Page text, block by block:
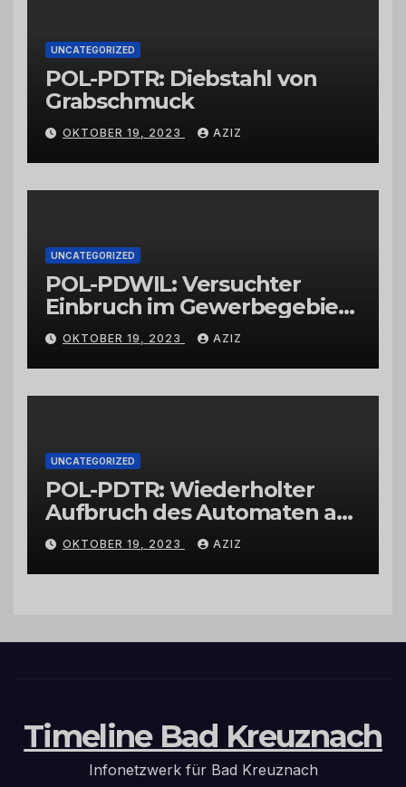
UNCATEGORIZED
POL-PDTR: Diebstahl von
Grabschmuck
OKTOBER 19, 2023 AZIZ
UNCATEGORIZED
POL-PDWIL: Versuchter
Einbruch im Gewerbegebiet
Wittlich
OKTOBER 19, 2023 AZIZ
UNCATEGORIZED
POL-PDTR: Wiederholter
Aufbruch des Automaten am
Wohnmobilstellplatz in
Hermeskeil am Labachweg
OKTOBER 19, 2023 AZIZ
Timeline Bad Kreuznach
Infonetzwerk für Bad Kreuznach